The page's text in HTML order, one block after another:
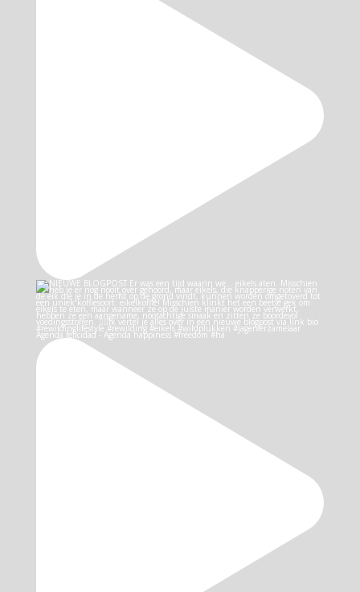
Agenda felicidad - Agenda happiness #freedom #ha